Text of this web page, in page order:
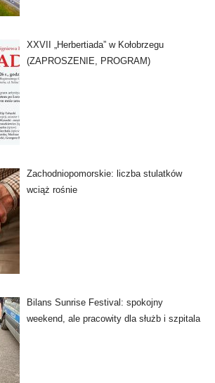
XXVII „Herbertiada” w Kołobrzegu
(ZAPROSZENIE, PROGRAM)
Zachodniopomorskie: liczba stulatków
wciąż rośnie
Bilans Sunrise Festival: spokojny
weekend, ale pracowity dla służb i szpitala